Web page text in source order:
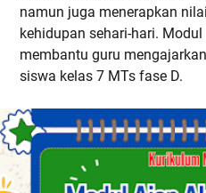
namun juga menerapkan
kehidupan sehari-hari.
membantu guru
siswa kelas 7 MTs fase D.